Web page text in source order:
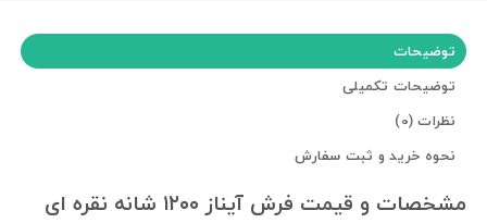
توضیحات
توضیحات تکمیلی
نظرات (0)
نحوه خرید و ثبت سفارش
مشخصات و قیمت فرش آیناز ۱۲۰۰ شانه نقره ای